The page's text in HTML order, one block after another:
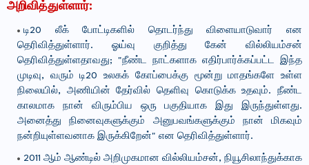
அறிவித்துள்ளார்:
டி20 லீக் போட்டிகளில் தொடர்ந்து விளையாடுவார் என
தெரிவித்துள்ளார். ஓய்வு குறித்து கேன் வில்லியம்சன்
தெரிவித்துள்ளதாவது; "நீண்ட நாட்களாக எதிர்பார்க்கப்பட்ட இந்த
முடிவு, வரும் டி20 உலகக் கோப்பைக்கு மூன்று மாதங்களே உள்ள
நிலையில், அணியின் தேர்வில் தெளிவு கொடுக்க உதவும். நீண்ட
காலமாக நான் விரும்பிய ஒரு பகுதியாக இது இருந்துள்ளது.
அனைத்து நினைவுகளுக்கும் அனுபவங்களுக்கும் நான் மிகவும்
நன்றியுள்ளவனாக இருக்கிறேன்" என தெரிவித்துள்ளார்.
2011 ஆம் ஆண்டில் அறிமுகமான வில்லியம்சன், நியூசிலாந்துக்காக